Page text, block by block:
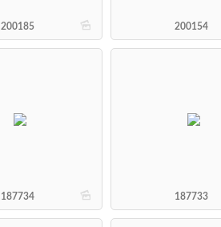
b
200185 200154
b
187734 187733